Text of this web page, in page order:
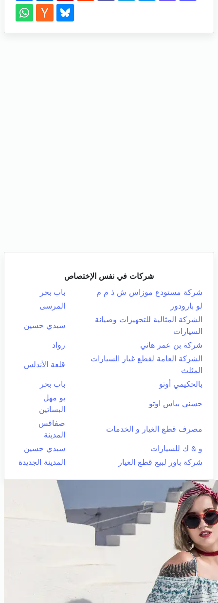
شركات في نفس الإختصاص
شركة مستودع موزاس ش ذ م م
باب بحر
لو بارودور
المرسى
الشركة المثالية للتجهيزات وصيانة
السيارات
سيدي حسين
شركة بن عمر هاني
رواد
الشركة العامة لقطع غيار السيارات
المثلث
قلعة الأندلس
بالحكيمي أوتو باب بحر
حسني بياس اوتو
بو مهل
البساتين
مصرف قطع الغيار و الخدمات
صفاقس
المدينة
و & ك للسيارات
سيدي حسين
شركة باور لبيع قطع الغيار
المدينة الجديدة